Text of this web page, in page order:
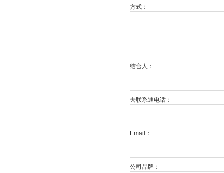
方式：
结合人：
去联系通电话：
Email：
公司品牌：